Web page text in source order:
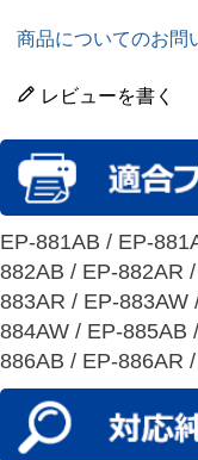
商品についてのお問
レビューを書く
EP-881AB / EP-
882AB / EP-882AR
883AR / EP-883AW
884AW / EP-885AB
886AB / EP-886AR